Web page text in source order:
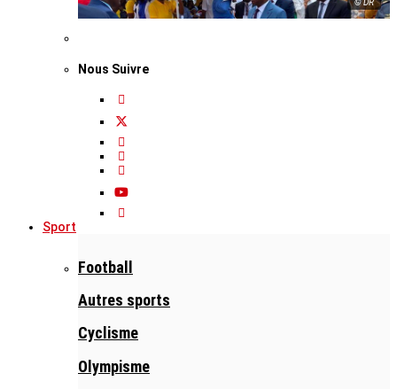
© DR
Nous Suivre
Sport
Football
Autres sports
Cyclisme
Olympisme